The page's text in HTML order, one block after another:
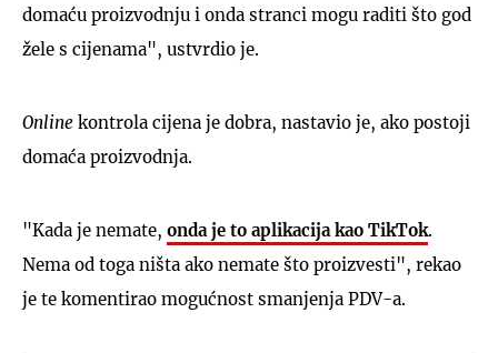
domaću proizvodnju i onda stranci mogu raditi što god
žele s cijenama", ustvrdio je.
Online kontrola cijena je dobra, nastavio je, ako postoji
domaća proizvodnja.
"Kada je nemate, onda je to aplikacija kao TikTok.
Nema od toga ništa ako nemate što proizvesti", rekao
je te komentirao mogućnost smanjenja PDV-a.